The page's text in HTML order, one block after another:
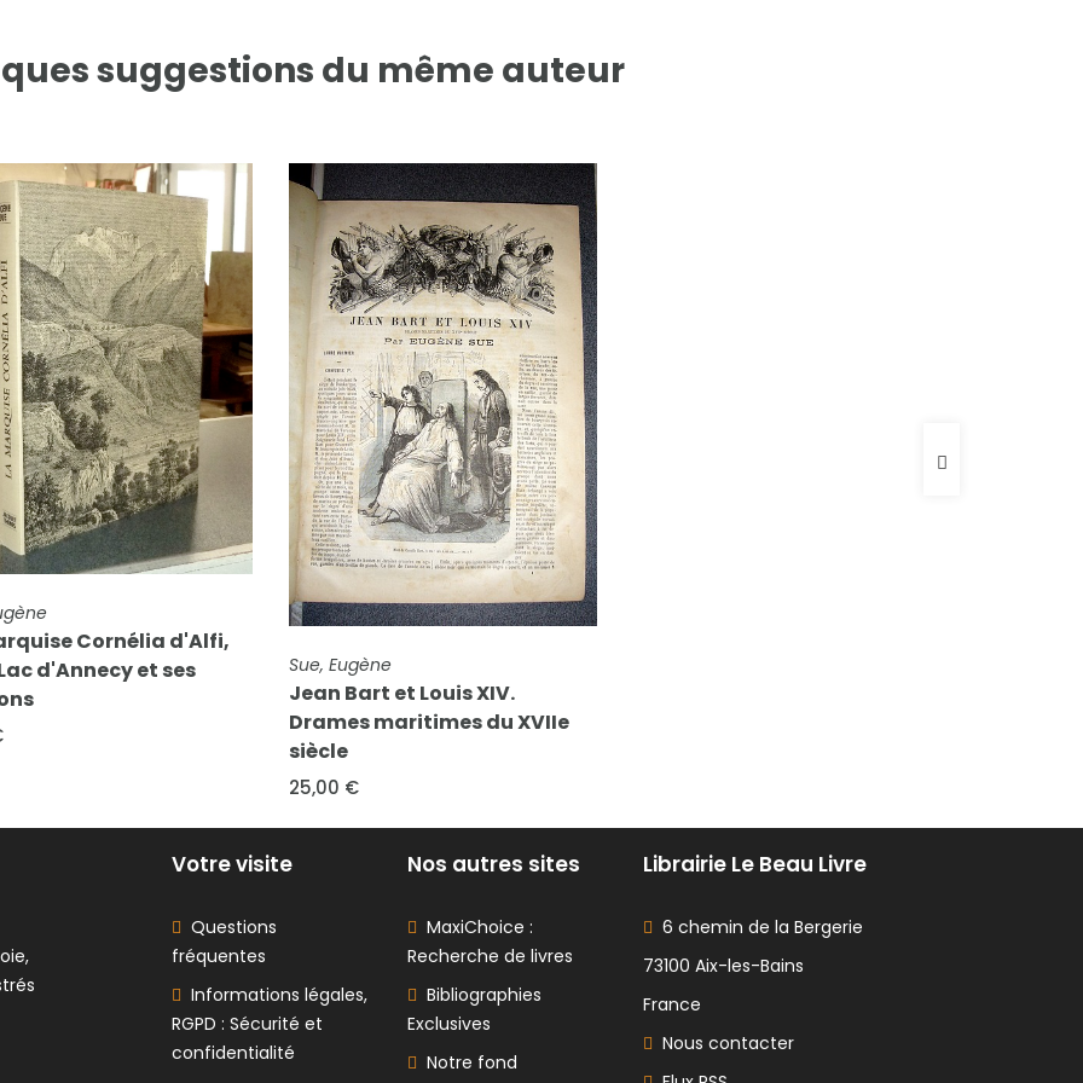
suggestions du même auteur
Cornélia d'Alfi,
d'Annecy et ses
FICHE COMPLÈTE
Sue, Eugène
Jean Bart et Louis XIV.
Drames maritimes du XVIIe
siècle
25,00 €
Votre visite
Questions
fréquentes
Informations légales,
RGPD : Sécurité et
confidentialité
Nos autres sites
MaxiChoice :
Recherche de livres
Bibliographies
Exclusives
Notre fond
Librairie Le Beau Livre
6 chemin de la Bergerie
73100 Aix-les-Bains
France
Nous contacter